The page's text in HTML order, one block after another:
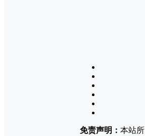
免责声明： 本站所